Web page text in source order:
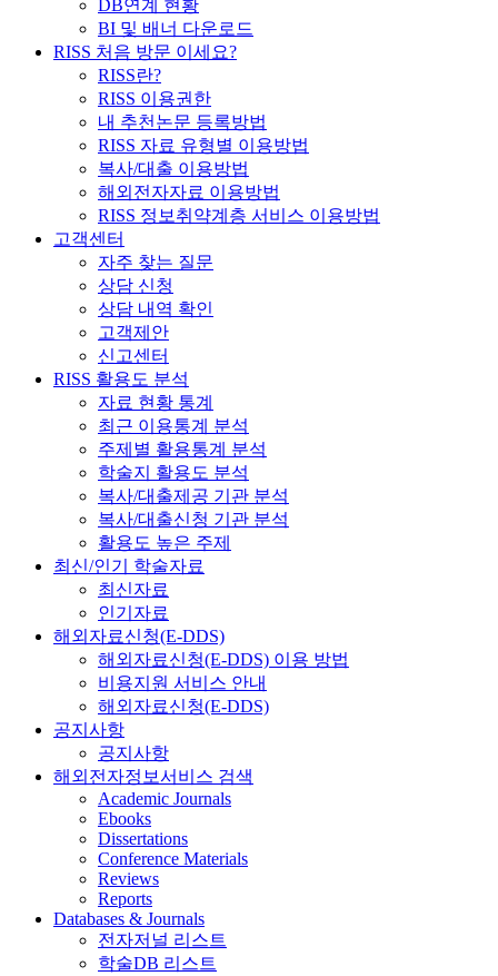
DB연계 현황
BI 및 배너 다운로드
RISS 처음 방문 이세요?
RISS란?
RISS 이용권한
내 추천논문 등록방법
RISS 자료 유형별 이용방법
복사/대출 이용방법
해외전자자료 이용방법
RISS 정보취약계층 서비스 이용방법
고객센터
자주 찾는 질문
상담 신청
상담 내역 확인
고객제안
신고센터
RISS 활용도 분석
자료 현황 통계
최근 이용통계 분석
주제별 활용통계 분석
학술지 활용도 분석
복사/대출제공 기관 분석
복사/대출신청 기관 분석
활용도 높은 주제
최신/인기 학술자료
최신자료
인기자료
해외자료신청(E-DDS)
해외자료신청(E-DDS) 이용 방법
비용지원 서비스 안내
해외자료신청(E-DDS)
공지사항
공지사항
해외전자정보서비스 검색
Academic Journals
Ebooks
Dissertations
Conference Materials
Reviews
Reports
Databases & Journals
전자저널 리스트
학술DB 리스트